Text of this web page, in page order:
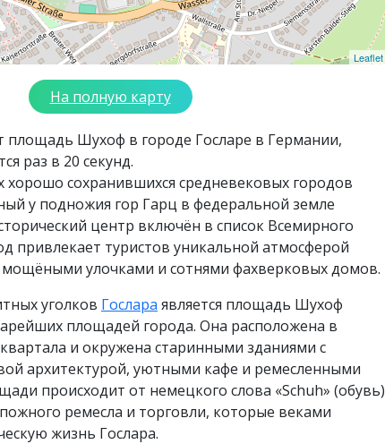
Leaflet
На полную карту
площадь Шухоф в городе Госларе в Германии,
раз в 20 секунд.
хорошо сохранившихся средневековых городов
у подножия гор Гарц в федеральной земле
центр включён в список Всемирного
привлекает туристов уникальной атмосферой
улочками и сотнями фахверковых домов.
уголков Гослара является площадь Шухоф
площадей города. Она расположена в
и окружена старинными зданиями с
архитектурой, уютными кафе и ремесленными
происходит от немецкого слова «Schuh» (обувь)
ремесла и торговли, которые веками
жизнь Гослара.